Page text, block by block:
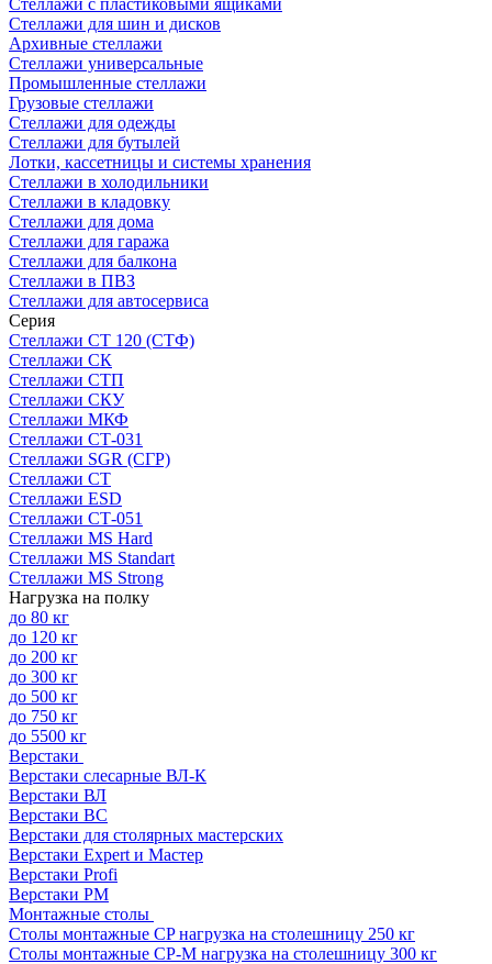
Стеллажи с пластиковыми ящиками
Стеллажи для шин и дисков
Архивные стеллажи
Стеллажи универсальные
Промышленные стеллажи
Грузовые стеллажи
Стеллажи для одежды
Стеллажи для бутылей
Лотки, кассетницы и системы хранения
Стеллажи в холодильники
Стеллажи в кладовку
Стеллажи для дома
Стеллажи для гаража
Стеллажи для балкона
Стеллажи в ПВЗ
Стеллажи для автосервиса
Серия
Стеллажи СТ 120 (СТФ)
Стеллажи СК
Стеллажи СТП
Стеллажи СКУ
Стеллажи МКФ
Стеллажи СТ-031
Стеллажи SGR (СГР)
Стеллажи СТ
Стеллажи ESD
Стеллажи СТ-051
Стеллажи MS Hard
Стеллажи MS Standart
Стеллажи MS Strong
Нагрузка на полку
до 80 кг
до 120 кг
до 200 кг
до 300 кг
до 500 кг
до 750 кг
до 5500 кг
Верстаки
Верстаки слесарные ВЛ-К
Верстаки ВЛ
Верстаки ВС
Верстаки для столярных мастерских
Верстаки Expert и Мастер
Верстаки Profi
Верстаки РМ
Монтажные столы
Столы монтажные СP нагрузка на столешницу 250 кг
Столы монтажные СР-М нагрузка на столешницу 300 кг